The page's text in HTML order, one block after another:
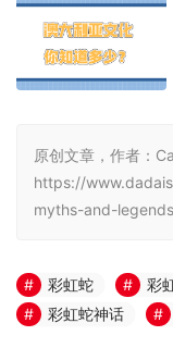
原创文章，作者：
https://
myths-and-
彩虹蛇 彩
彩虹蛇神话